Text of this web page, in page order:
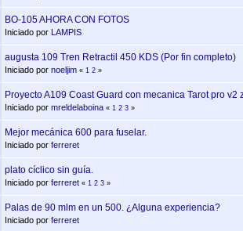
BO-105 AHORA CON FOTOS
Iniciado por LAMPIS
augusta 109 Tren Retractil 450 KDS (Por fin completo)
Iniciado por noeljim « 1 2 »
Proyecto A109 Coast Guard con mecanica Tarot pro v2
Iniciado por mreldelaboina « 1 2 3 »
Mejor mecánica 600 para fuselar.
Iniciado por ferreret
plato cíclico sin guía.
Iniciado por ferreret « 1 2 3 »
Palas de 90 mlm en un 500. ¿Alguna experiencia?
Iniciado por ferreret